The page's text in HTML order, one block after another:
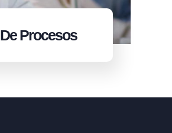
De Procesos